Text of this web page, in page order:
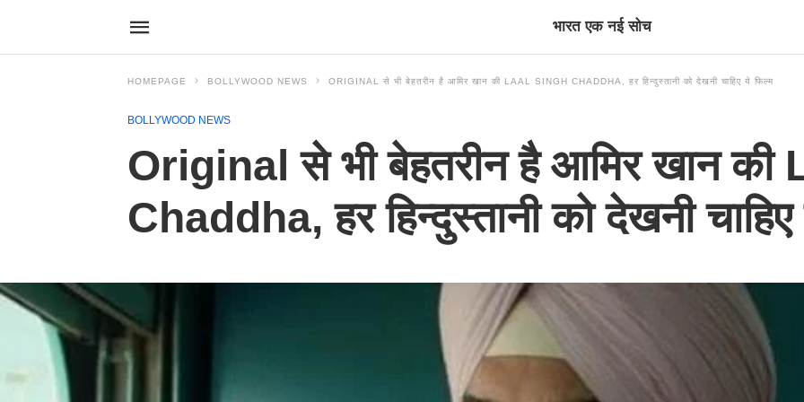
भारत एक नई सोच
HOMEPAGE BOLLYWOOD NEWS ORIGINAL से भी बेहतरीन है आमिर खान की LAAL SINGH CHADDHA, हर हिन्दुस्तानी को देखनी चाहिए ये फिल्म
BOLLYWOOD NEWS
Original से भी बेहतरीन है आमिर खान
Chaddha, हर हिन्दुस्तानी को देखनी